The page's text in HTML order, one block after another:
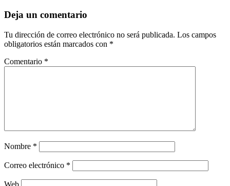
Deja un comentario
Tu dirección de correo electrónico no será publicada. Los campos
obligatorios están marcados con *
Comentario *
Nombre *
Correo electrónico *
Web